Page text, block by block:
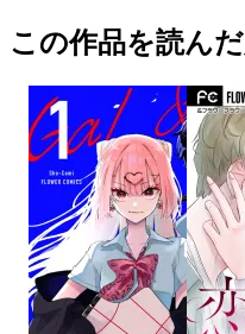
この作品を読ん